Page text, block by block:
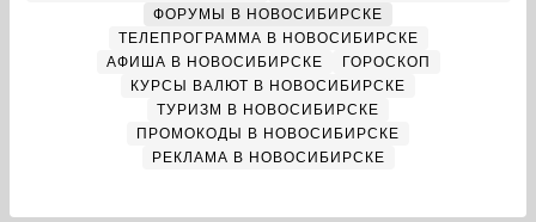
ФОРУМЫ В НОВОСИБИРСКЕ
ТЕЛЕПРОГРАММА В НОВОСИБИРСКЕ
АФИША В НОВОСИБИРСКЕ
ГОРОСКОП
КУРСЫ ВАЛЮТ В НОВОСИБИРСКЕ
ТУРИЗМ В НОВОСИБИРСКЕ
ПРОМОКОДЫ В НОВОСИБИРСКЕ
РЕКЛАМА В НОВОСИБИРСКЕ